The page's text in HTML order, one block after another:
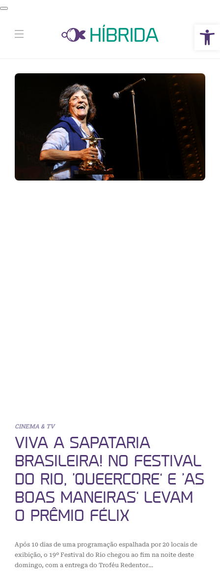
Abrir a barra de ferramentas
CINEMA & TV
VIVA A SAPATARIA
BRASILEIRA! NO FESTIVAL
DO RIO, ‘QUEERCORE’ E ‘AS
BOAS MANEIRAS’ LEVAM
O PRÊMIO FÉLIX
Após 10 dias de uma programação espalhada por 20 locais de
exibição, o 19º Festival do Rio chegou ao fim na noite deste
domingo, com a entrega do Troféu Redentor…